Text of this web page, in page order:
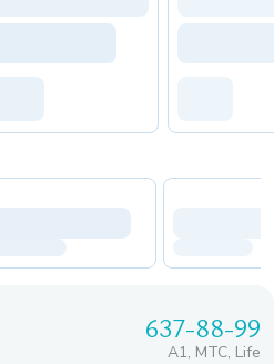
637-88-99
A1, МТС, Life